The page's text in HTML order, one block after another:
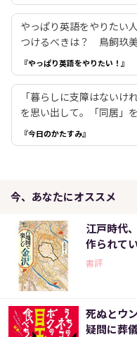
やっぱり英語をやりたい
つけるべきは？ 鳥飼玖
『やっぱり英語をやりたい！』
「暮らしに支障はないけ
を思い出して。「同居」
『今日のかたすみ』
今、あなたにオススメ
江戸時代
作られて
書評
死ぬとウ
疑問に葬